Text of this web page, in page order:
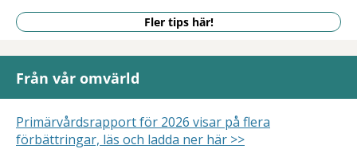
Fler tips här!
Från vår omvärld
Primärvårdsrapport för 2026 visar på flera
förbättringar, läs och ladda ner här >>